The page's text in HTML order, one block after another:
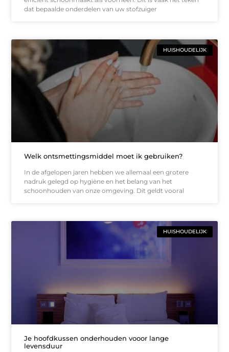
dat bepaalde onderdelen van uw stofzuiger
HUISHOUDELIJK
Welk ontsmettingsmiddel moet ik gebruiken?
In de afgelopen jaren hebben we allemaal een grotere
nadruk gelegd op hygiëne en het belang van het
schoonhouden van onze omgeving. Dit geldt vooral
HUISHOUDELIJK
Je hoofdkussen onderhouden vooor lange
levensduur